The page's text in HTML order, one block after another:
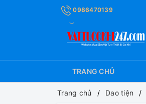
0986470139
TRANG CHỦ
Trang chủ Dao tiện